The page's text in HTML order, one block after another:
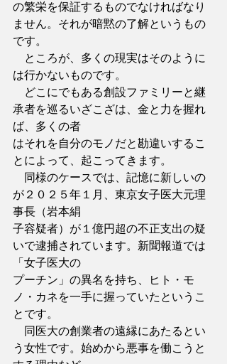
の繁栄を保証するものでなければなり
ません。それが暗黙の了解というもの
です。
ところが、多くの現実はそのように
は行かないものです。
どこにでもある創設ファミリーと継
承者を巡るいざこざは、金と力を握れ
ば、多くの者
はそれを自分のモノだと勘違いするこ
とによって、起こってきます。
同様のケースでは、記憶に新しいの
が２０２５年１月、東京女子医大元理
事長（岩本絹
子容疑者）が１億円超の不正支出の疑
いで逮捕されています。新聞報道では
「女子医大の
プーチン」の異名を持ち、ヒト・モ
ノ・カネを一手に握っていたというこ
とです。
同医大の創業者の遠縁にあたるとい
う女性です。始めから悪事を働こうと